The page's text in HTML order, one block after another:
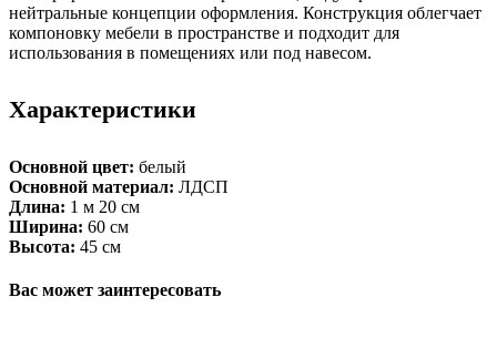
нейтральные концепции оформления. Конструкция облегчает
компоновку мебели в пространстве и подходит для
использования в помещениях или под навесом.
Характеристики
Основной цвет: белый
Основной материал: ЛДСП
Длина: 1 м 20 см
Ширина: 60 см
Высота: 45 см
Вас может заинтересовать